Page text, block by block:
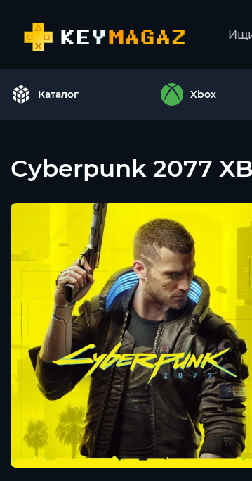
Каталог Xbox
Cyberpunk 2077